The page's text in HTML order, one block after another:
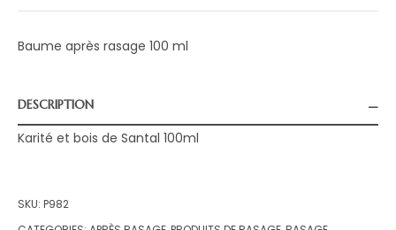
Baume après rasage 100 ml
DESCRIPTION
Karité et bois de Santal 100ml
SKU: P982